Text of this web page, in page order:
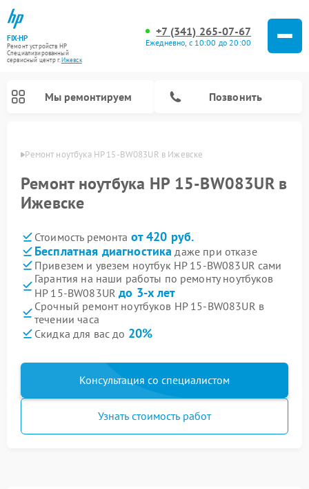
FIX-HP
Ремонт устройств HP
Специализированный
cервисный центр г.Ижевск
+7 (341) 265-07-67
Ежедневно, с 10:00 до 20:00
Мы ремонтируем Позвонить
Ремонт ноутбука HP 15-BW083UR в Ижевске
Ремонт ноутбука HP 15-BW083UR в
Ижевске
Стоимость ремонта от 420 руб.
Бесплатная диагностика даже при отказе
Привезем и увезем ноутбук HP 15-BW083UR сами
Гарантия на наши работы по ремонту ноутбуков
HP 15-BW083URдо 3-х лет
Срочный ремонт ноутбуков HP 15-BW083UR в
течении часа
Скидка для вас до 20%
Консультация со специалистом
Узнать стоимость работ